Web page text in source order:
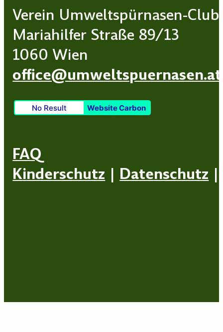
Verein Umweltspürnasen-Club
Mariahilfer Straße 89/13
1060 Wien
office@umweltspuernasen.at
No Result Website Carbon
FAQ
Kinderschutz | Datenschutz |